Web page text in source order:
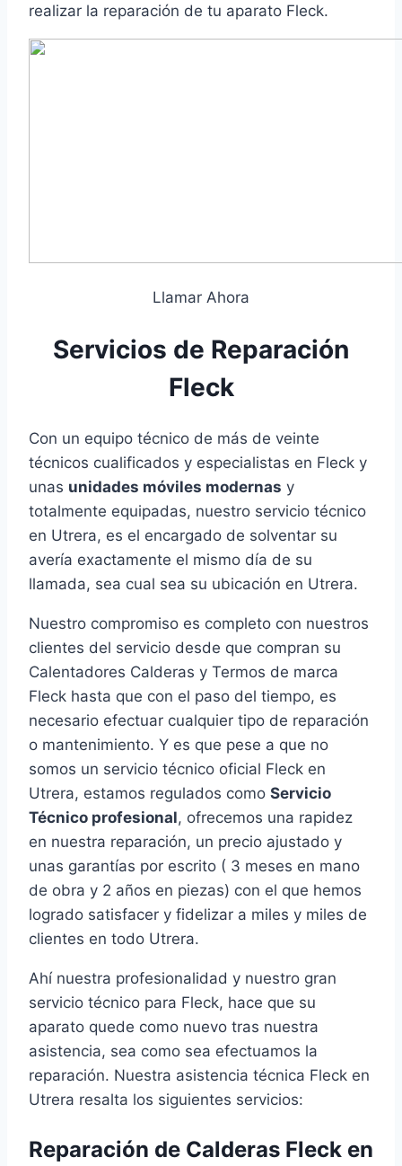
realizar la reparación de tu aparato Fleck.
Llamar Ahora
Servicios de Reparación
Fleck
Con un equipo técnico de más de veinte
técnicos cualificados y especialistas en Fleck y
unas unidades móviles modernas y
totalmente equipadas, nuestro servicio técnico
en Utrera, es el encargado de solventar su
avería exactamente el mismo día de su
llamada, sea cual sea su ubicación en Utrera.
Nuestro compromiso es completo con nuestros
clientes del servicio desde que compran su
Calentadores Calderas y Termos de marca
Fleck hasta que con el paso del tiempo, es
necesario efectuar cualquier tipo de reparación
o mantenimiento. Y es que pese a que no
somos un servicio técnico oficial Fleck en
Utrera, estamos regulados como Servicio
Técnico profesional, ofrecemos una rapidez
en nuestra reparación, un precio ajustado y
unas garantías por escrito ( 3 meses en mano
de obra y 2 años en piezas) con el que hemos
logrado satisfacer y fidelizar a miles y miles de
clientes en todo Utrera.
Ahí nuestra profesionalidad y nuestro gran
servicio técnico para Fleck, hace que su
aparato quede como nuevo tras nuestra
asistencia, sea como sea efectuamos la
reparación. Nuestra asistencia técnica Fleck en
Utrera resalta los siguientes servicios:
Reparación de Calderas Fleck en